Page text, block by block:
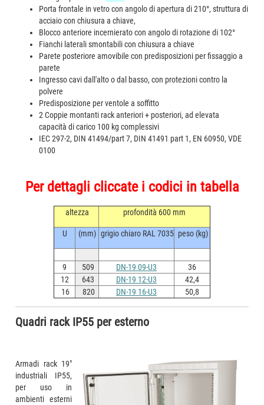
Porta frontale in vetro con angolo di apertura di 210°, struttura di
acciaio con chiusura a chiave,
Blocco anteriore incernierato con angolo di rotazione di 102°
Fianchi laterali smontabili con chiusura a chiave
Parete posteriore amovibile con predisposizioni per fissaggio a
parete
Ingresso cavi dall'alto o dal basso, con protezioni contro la
polvere
Predisposizione per ventole a soffitto
2 Coppie montanti rack anteriori + posteriori, ad elevata
capacità di carico 100 kg complessivi
IEC 297-2, DIN 41494/part 7, DIN 41491 part 1, EN 60950, VDE
0100
Per dettagli cliccate i codici in tabella
altezza profondità 600 mm
U (mm) grigio chiaro RAL 7035 peso (kg)
9 509 DN-19 09-U3
36
12
643 DN-19 12-U3
42,4
16
820 DN-19 16-U3 50,8
Quadri rack IP55 per esterno
Armadi rack 19"
industriali IP55,
per uso in
ambienti esterni